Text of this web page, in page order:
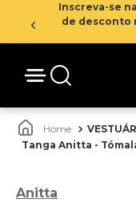
Inscreva-se
de desconto
Tanga Anitta -
Anitta